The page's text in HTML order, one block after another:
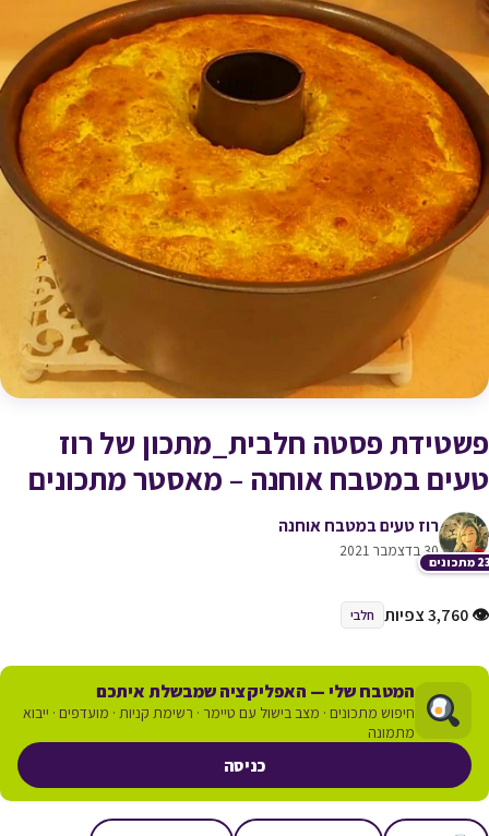
פשטידת פסטה חלבית_מתכון של רוז
טעים במטבח אוחנה – מאסטר מתכונים
רוז טעים במטבח אוחנה
30 בדצמבר 2021
👁 3,760 צפיות חלבי
המטבח שלי — האפליקציה שמבשלת איתכם
חיפוש מתכונים · מצב בישול עם טיימר · רשימת קניות · מועדפים · ייבוא
מתמונה
כניסה